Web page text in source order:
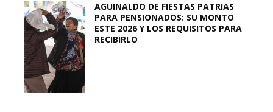
AGUINALDO DE FIESTAS PATRIAS
PARA PENSIONADOS: SU MONTO
ESTE 2026 Y LOS REQUISITOS PARA
RECIBIRLO